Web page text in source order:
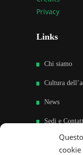
cookie
Privacy
Links
Chi siamo
Cultura
News
Sedi e
Sostieni